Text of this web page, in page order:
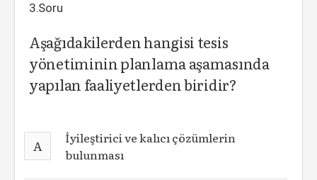
3.Soru
Aşağıdakilerden hangisi tesis
yönetiminin planlama aşamasında
yapılan faaliyetlerden biridir?
A
İyileştirici ve kalıcı çözümlerin
bulunması